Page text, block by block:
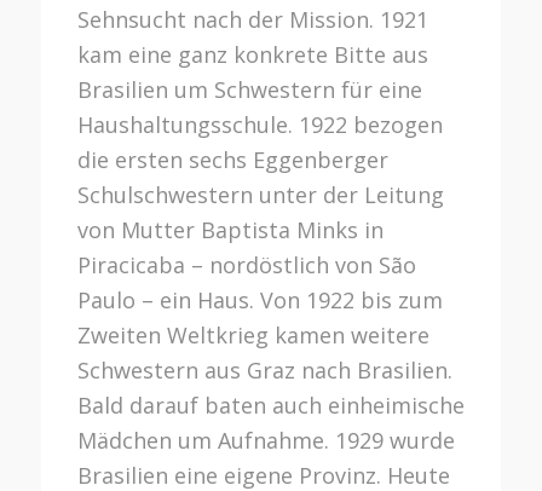
Sehnsucht nach der Mission. 1921
kam eine ganz konkrete Bitte aus
Brasilien um Schwestern für eine
Haushaltungsschule. 1922 bezogen
die ersten sechs Eggenberger
Schulschwestern unter der Leitung
von Mutter Baptista Minks in
Piracicaba – nordöstlich von São
Paulo – ein Haus. Von 1922 bis zum
Zweiten Weltkrieg kamen weitere
Schwestern aus Graz nach Brasilien.
Bald darauf baten auch einheimische
Mädchen um Aufnahme. 1929 wurde
Brasilien eine eigene Provinz. Heute